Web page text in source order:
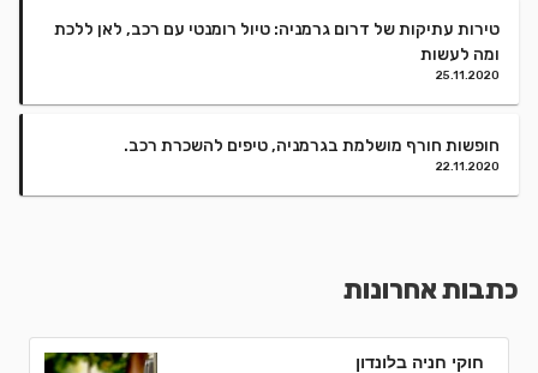
טירות עתיקות של דרום גרמניה: טיול רומנטי עם רכב, לאן ללכת
ומה לעשות
25.11.2020
חופשות חורף מושלמת בגרמניה, טיפים להשכרת רכב.
22.11.2020
כתבות אחרונות
חוקי חניה בלונדון